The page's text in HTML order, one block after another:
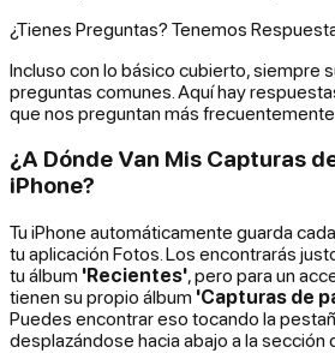
¿Tienes Preguntas? Tenemos
Incluso con lo básico cubierto, siempre
preguntas comunes. Aquí hay
que nos preguntan más frecuentemente.
¿A Dónde Van Mis Capturas
iPhone?
Tu iPhone automáticamente guarda
tu aplicación Fotos. Los encontrarás
tu álbum 'Recientes', pero para un
tienen su propio álbum 'Capturas de
Puedes encontrar eso tocando la
desplazándose hacia abajo a la sección